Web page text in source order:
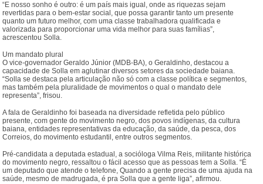
“E nosso sonho é outro: é um país mais igual, onde as riquezas sejam
revertidas para o bem-estar social, que possa garantir tanto um presente
quanto um futuro melhor, com uma classe trabalhadora qualificada e
valorizada para proporcionar uma vida melhor para suas famílias”,
acrescentou Solla.
Um mandato plural
O vice-governador Geraldo Júnior (MDB-BA), o Geraldinho, destacou a
capacidade de Solla em aglutinar diversos setores da sociedade baiana.
“Solla se destaca pela articulação não só com a classe política e segmentos,
mas também pela pluralidade de movimentos o qual o mandato dele
representa”, frisou.
A fala de Geraldinho foi baseada na diversidade refletida pelo público
presente, com gente do movimento negro, dos povos indígenas, da cultura
baiana, entidades representativas da educação, da saúde, da pesca, dos
Correios, do movimento estudantil, entre outros segmentos.
Pré-candidata a deputada estadual, a socióloga Vilma Reis, militante histórica
do movimento negro, ressaltou o fácil acesso que as pessoas tem a Solla. “É
um deputado que atende o telefone, Quando a gente precisa de uma ajuda na
saúde, mesmo de madrugada, é pra Solla que a gente liga”, afirmou.